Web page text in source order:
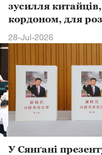
зусилля
кордоном, для
сильної країни та
відродженню
28-Jul-2026
У Сянґані